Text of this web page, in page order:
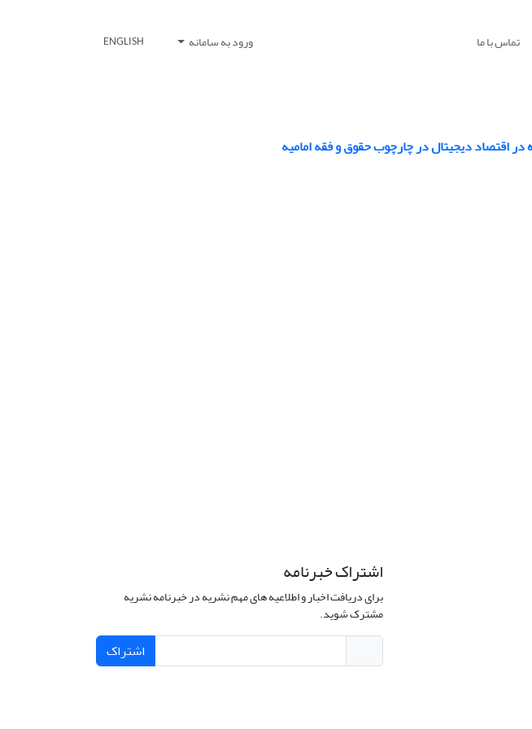
تماس با ما ورود به سامانه ENGLISH
اقتصاد دیجیتال در چارچوب حقوق و فقه امامیه
اشتراک خبرنامه
برای دریافت اخبار و اطلاعیه های مهم نشریه در خبرنامه نشریه
مشترک شوید.
اشتراک